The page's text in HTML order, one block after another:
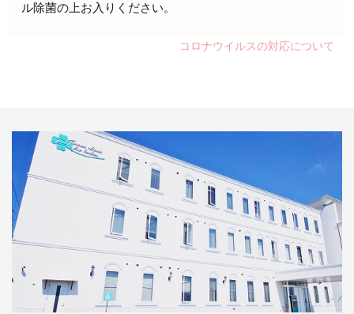
ル除菌の上お入りください。
コロナウイルスの対応について